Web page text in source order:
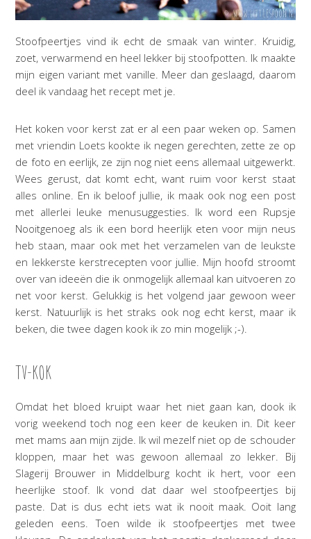
Stoofpeertjes vind ik echt de smaak van winter. Kruidig,
zoet, verwarmend en heel lekker bij stoofpotten. Ik maakte
mijn eigen variant met vanille. Meer dan geslaagd, daarom
deel ik vandaag het recept met je.
Het koken voor kerst zat er al een paar weken op. Samen
met vriendin Loets kookte ik negen gerechten, zette ze op
de foto en eerlijk, ze zijn nog niet eens allemaal uitgewerkt.
Wees gerust, dat komt echt, want ruim voor kerst staat
alles online. En ik beloof jullie, ik maak ook nog een post
met allerlei leuke menusuggesties. Ik word een Rupsje
Nooitgenoeg als ik een bord heerlijk eten voor mijn neus
heb staan, maar ook met het verzamelen van de leukste
en lekkerste kerstrecepten voor jullie. Mijn hoofd stroomt
over van ideeën die ik onmogelijk allemaal kan uitvoeren zo
net voor kerst. Gelukkig is het volgend jaar gewoon weer
kerst. Natuurlijk is het straks ook nog echt kerst, maar ik
beken, die twee dagen kook ik zo min mogelijk ;-).
TV-KOK
Omdat het bloed kruipt waar het niet gaan kan, dook ik
vorig weekend toch nog een keer de keuken in. Dit keer
met mams aan mijn zijde. Ik wil mezelf niet op de schouder
kloppen, maar het was gewoon allemaal zo lekker. Bij
Slagerij Brouwer in Middelburg kocht ik hert, voor een
heerlijke stoof. Ik vond dat daar wel stoofpeertjes bij
paste. Dat is dus echt iets wat ik nooit maak. Ooit lang
geleden eens. Toen wilde ik stoofpeertjes met twee